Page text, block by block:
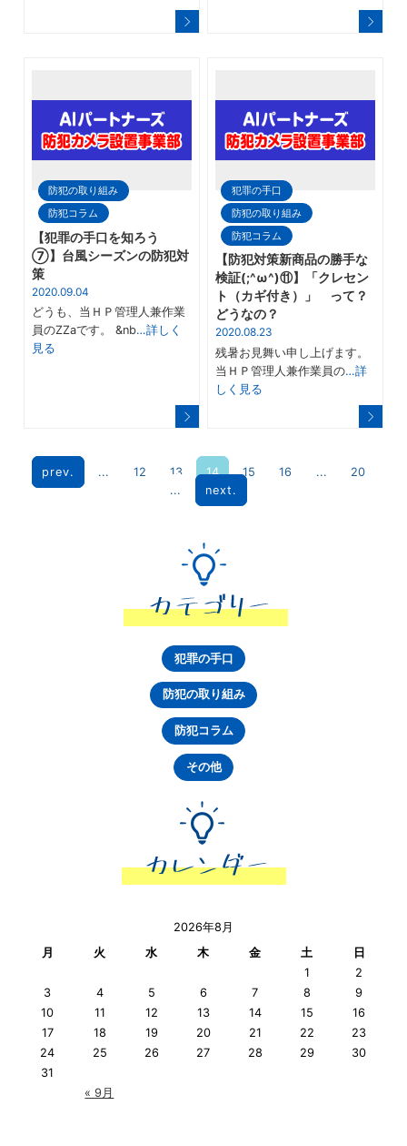
防犯の取り組み
防犯コラム
【犯罪の手口を知ろう
⑦】台風シーズンの防犯対
策
2020.09.04
どうも、当ＨＰ管理人兼作業
員のZZaです。 &nb…詳しく
見る
犯罪の手口
防犯の取り組み
防犯コラム
【防犯対策新商品の勝手な
検証(;^ω^)⑪】「クレセン
ト（カギ付き）」 って？
どうなの？
2020.08.23
残暑お見舞い申し上げます。
当ＨＰ管理人兼作業員の…詳
しく見る
prev. ... 12 13 14 15 16 ...
20
...
next.
犯罪の手口
防犯の取り組み
防犯コラム
その他
2026年8月
月
火 水 木 金 土 日
« 9月
1
2
3
4 5 6 7 8
9
10
11 12 13 14 15
16
17
18 19 20 21 22
23
24
25 26 27 28 29
30
31